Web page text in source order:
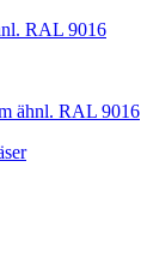
RAL 9016
ähnl. RAL 9016